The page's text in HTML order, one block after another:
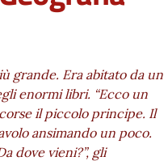
grande. Era abitato da un
enormi libri. “Ecco un
il piccolo principe. Il
ansimando un poco.
dove vieni?”, gli